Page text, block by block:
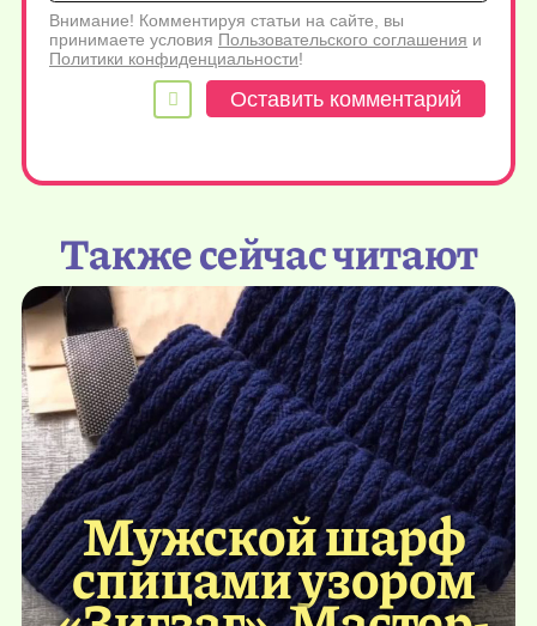
Внимание! Комментируя статьи на сайте, вы
принимаете условия Пользовательского соглашения и
Политики конфиденциальности!
Также сейчас читают
Мужской шарф
спицами узором